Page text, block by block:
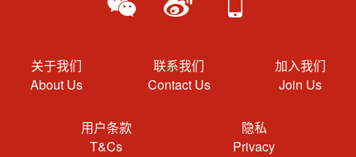
关于我们
About Us
联系我们
Contact Us
加入我们
Join Us
用户条款
T&Cs
隐私
Privacy